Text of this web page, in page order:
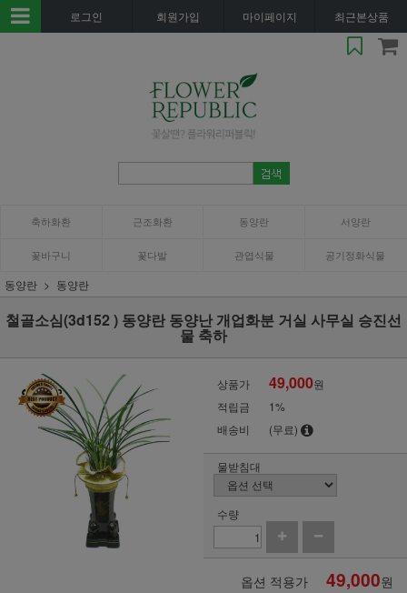
로그인 회원가입 마이페이지 최근본상품
축하화환 근조화환 동양란 서양란
꽃바구니 꽃다발 관엽식물 공기정화식물
동양란 동양란
철골소심(3d152 ) 동양란 동양난 개업화분 거실 사무실 승진선
물 축하
상품가 49,000원
적립금
1%
배송비
(무료)
물받침대
수량
옵션 적용가 49,000원